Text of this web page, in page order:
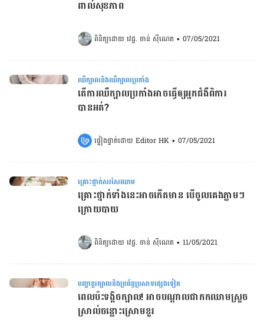
ពាល់សុខភាព
ពិនិត្យដោយ វេជ្ជ. ចាន់ ស៊ីណេត • 07/05/2021
ឈឺក្បាលនិងឈឺក្បាលប្រកាំង
តើការឈឺក្បាលប្រកាំងអាចធ្វើឲ្យអ្នកជំងឺពិការ
បានអត់?
ផ្ទៀងផ្ទាត់ដោយ Editor HK • 07/05/2021
គ្រោះថ្នាក់សរសៃឈាម
គ្រោះថ្នាក់ទាំងនេះ​អាចកើតមាន បើ​ចូលគេង​ភ្លាមៗ
ក្រោយបាយ
ពិនិត្យដោយ វេជ្ជ. ចាន់ ស៊ីណេត • 11/05/2021
បញ្ហាខួរក្បាលនិងប្រព័ន្ធប្រសាទផ្សេងទៀត
ពេលប៉ះទង្គិចក្បាល! អាចបណ្ដាលជាកក​ឈាម​ស្រួច​
ស្រាល់​ចន្លោះ​ស្រោម​ខួរ